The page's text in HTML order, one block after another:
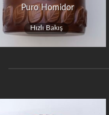
Puro Homidor
Hızlı Bakış